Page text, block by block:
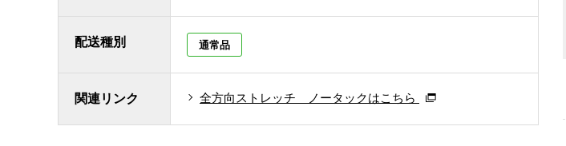
配送種別 通常品
関連リンク 全方向ストレッチ ノータックはこちら